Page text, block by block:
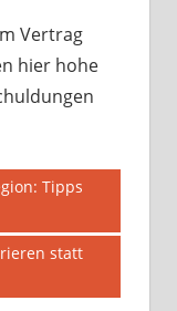
Vertrag
hier hohe
Tipps
statt